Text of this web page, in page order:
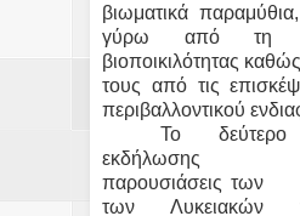
βιωματικά
γύρω από τη
βιοποικιλότητας
τους από τις
περιβαλλοντικού
Το
εκδήλωσης
παρουσιάσεις των
των Λυκειακών